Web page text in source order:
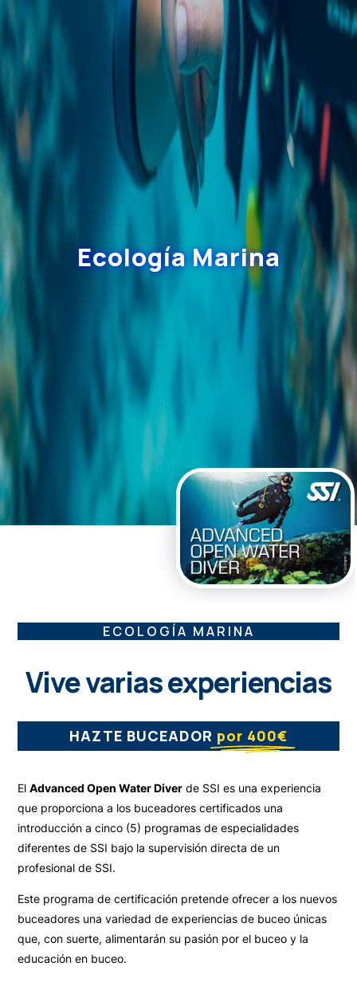
Ecología Marina
ECOLOGÍA MARINA
Vive varias experiencias
HAZTE BUCEADOR por 400€
ElAdvanced Open Water Diver de SSI es una experiencia
que proporciona a los buceadores certificados una
introducción a cinco (5) programas de especialidades
diferentes de SSI bajo la supervisión directa de un
profesional de SSI.
Este programa de certificación pretende ofrecer a los nuevos
buceadores una variedad de experiencias de buceo únicas
que, con suerte, alimentarán su pasión por el buceo y la
educación en buceo.